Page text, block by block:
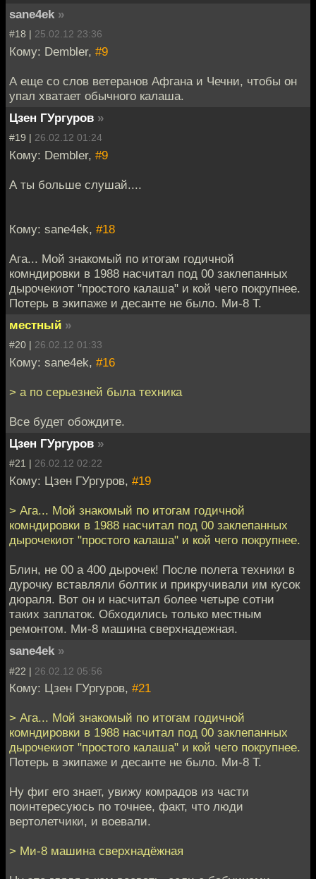
sane4ek »
#18 | 25.02.12 23:36
Кому: Dembler, #9
А еще со слов ветеранов Афгана и Чечни, чтобы он
упал хватает обычного калаша.
Цзен ГУргуров »
#19 | 26.02.12 01:24
Кому: Dembler, #9
А ты больше слушай....
Кому: sane4ek, #18
Ага... Мой знакомый по итогам годичной
комндировки в 1988 насчитал под 00 заклепанных
дырочекиот "простого калаша" и кой чего покрупнее.
Потерь в экипаже и десанте не было. Ми-8 Т.
местный »
#20 | 26.02.12 01:33
Кому: sane4ek, #16
> а по серьезней была техника
Все будет обождите.
Цзен ГУргуров »
#21 | 26.02.12 02:22
Кому: Цзен ГУргуров, #19
> Ага... Мой знакомый по итогам годичной
комндировки в 1988 насчитал под 00 заклепанных
дырочекиот "простого калаша" и кой чего покрупнее.
Блин, не 00 а 400 дырочек! После полета техники в
дурочку вставляли болтик и прикручивали им кусок
дюраля. Вот он и насчитал более четыре сотни
таких заплаток. Обходились только местным
ремонтом. Ми-8 машина сверхнадежная.
sane4ek »
#22 | 26.02.12 05:56
Кому: Цзен ГУргуров, #21
> Ага... Мой знакомый по итогам годичной
комндировки в 1988 насчитал под 00 заклепанных
дырочекиот "простого калаша" и кой чего покрупнее.
Потерь в экипаже и десанте не было. Ми-8 Т.
Ну фиг его знает, увижу комрадов из части
поинтересуюсь по точнее, факт, что люди
вертолетчики, и воевали.
> Ми-8 машина сверхнадёжная